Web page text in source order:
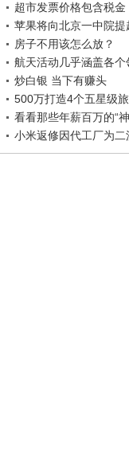
超市发票价格包含税金
苹果将向北京一中院提
房子不用该怎么放？
航天活动几乎涵盖各个
炒白银 当下有赚头
500万打造4个五星级
看看那些年薪百万的“
小米返修因代工厂为二